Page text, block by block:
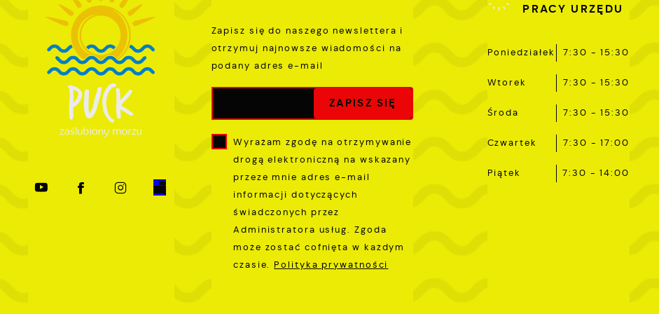
Zapisz się do naszego newslettera i
otrzymuj najnowsze wiadomości na
podany adres e-mail
Wyrażam zgodę na otrzymywanie
drogą elektroniczną na wskazany
przeze mnie adres e-mail
informacji dotyczących
świadczonych przez
Administratora usług. Zgoda
może zostać cofnięta w każdym
czasie. Polityka prywatności
PRACY URZĘDU
Poniedziałek 7:30 - 15:30
Wtorek 7:30 - 15:30
Środa 7:30 - 15:30
Czwartek 7:30 - 17:00
Piątek 7:30 - 14:00
promocyjne mogą pojawić się na stronach podmiotów trzecich
lub firm będących naszymi partnerami oraz innych dostawców
usług. Firmy te działają w charakterze pośredników
prezentujących nasze treści w postaci wiadomości, ofert,
komunikatów mediów społecznościowych.